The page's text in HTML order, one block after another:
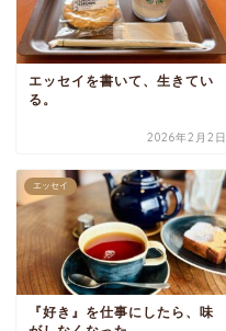
エッセイを書いて、生きてい
る。
2026年2月2日
エッセイ
『好き』を仕事にしたら、味